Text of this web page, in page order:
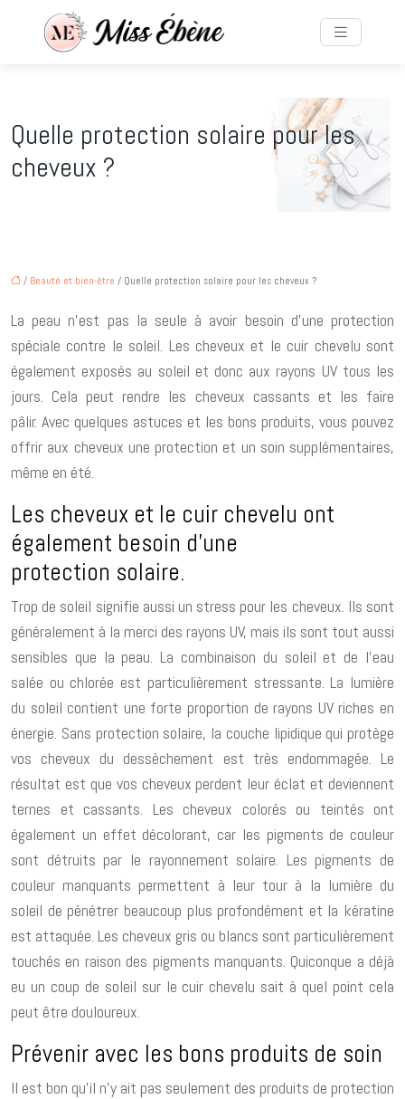
Quelle protection solaire pour les
cheveux ?
/ Beauté et bien-être / Quelle protection solaire pour les cheveux ?
La peau n’est pas la seule à avoir besoin d’une protection
spéciale contre le soleil. Les cheveux et le cuir chevelu sont
également exposés au soleil et donc aux rayons UV tous les
jours. Cela peut rendre les cheveux cassants et les faire
pâlir. Avec quelques astuces et les bons produits, vous pouvez
offrir aux cheveux une protection et un soin supplémentaires,
même en été.
Les cheveux et le cuir chevelu ont
également besoin d’une
protection solaire.
Trop de soleil signifie aussi un stress pour les cheveux. Ils sont
généralement à la merci des rayons UV, mais ils sont tout aussi
sensibles que la peau. La combinaison du soleil et de l’eau
salée ou chlorée est particulièrement stressante. La lumière
du soleil contient une forte proportion de rayons UV riches en
énergie. Sans protection solaire, la couche lipidique qui protège
vos cheveux du dessèchement est très endommagée. Le
résultat est que vos cheveux perdent leur éclat et deviennent
ternes et cassants. Les cheveux colorés ou teintés ont
également un effet décolorant, car les pigments de couleur
sont détruits par le rayonnement solaire. Les pigments de
couleur manquants permettent à leur tour à la lumière du
soleil de pénétrer beaucoup plus profondément et la kératine
est attaquée. Les cheveux gris ou blancs sont particulièrement
touchés en raison des pigments manquants. Quiconque a déjà
eu un coup de soleil sur le cuir chevelu sait à quel point cela
peut être douloureux.
Prévenir avec les bons produits de soin
Il est bon qu’il n’y ait pas seulement des produits de protection